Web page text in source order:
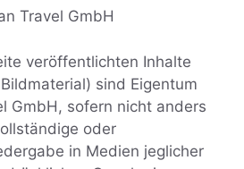
Travel GmbH
veröffentlichten Inhalte
sind Eigentum
GmbH, sofern nicht anders
oder
in Medien jeglicher